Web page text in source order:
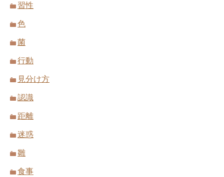
習性
色
菌
行動
見分け方
認識
距離
迷惑
雛
食事